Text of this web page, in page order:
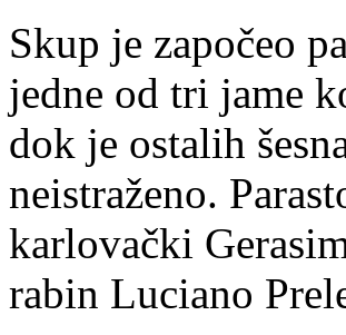
Skup je započeo
jedne od tri jame
dok je ostalih
neistraženo.
karlovački
rabin Luciano